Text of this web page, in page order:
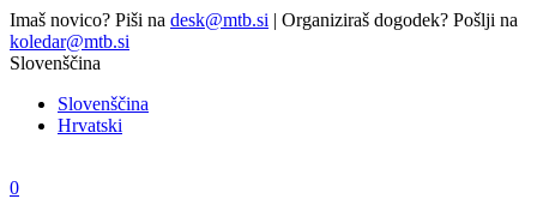
Imaš novico? Piši na desk@mtb.si | Organiziraš dogodek? Pošlji na
koledar@mtb.si
Slovenščina
Slovenščina
Hrvatski
0